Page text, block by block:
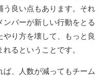
う良い点もあります。それ
バーが新しい行動をとる
り方を壊して、もっと良
るということです。
、人数が減ってもチーム